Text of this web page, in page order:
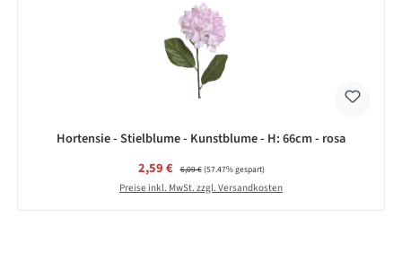
Hortensie - Stielblume - Kunstblume - H: 66cm - rosa
Verkaufspreis:
2,59 € Regulärer Preis:
6,09 €(57.47% gespart)
Preise inkl. MwSt. zzgl. Versandkosten